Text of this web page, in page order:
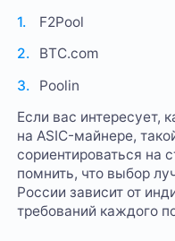
F2Pool
BTC.com
Poolin
Если вас интересует,
на ASIC-майнере,
сориентироваться на
помнить, что выбор
России зависит от
требований каждого